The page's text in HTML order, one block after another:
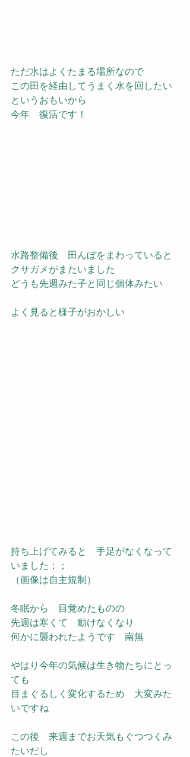
ただ水はよくたまる場所なので
この田を経由してうまく水を回したい
というおもいから
今年　復活です！
水路整備後　田んぼをまわっていると
クサガメがまたいました
どうも先週みた子と同じ個体みたい
よく見ると様子がおかしい
持ち上げてみると　手足がなくなって
いました；；
（画像は自主規制）
冬眠から　目覚めたものの
先週は寒くて　動けなくなり
何かに襲われたようです　南無
やはり今年の気候は生き物たちにとっ
ても
目まぐるしく変化するため　大変みた
いですね
この後　来週までお天気もぐつつくみ
たいだし